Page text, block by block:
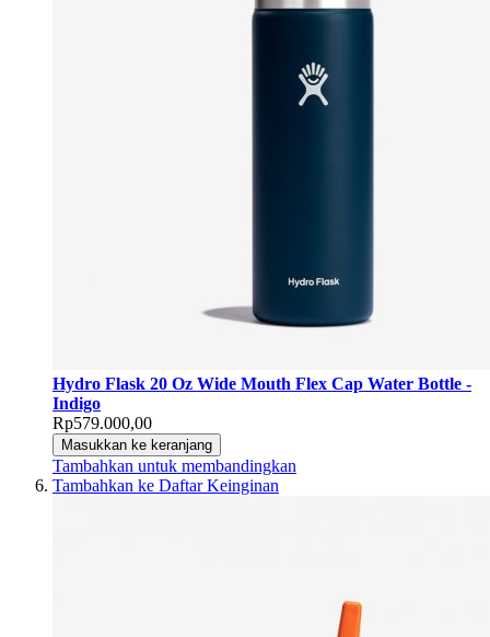
Hydro Flask 20 Oz Wide Mouth Flex Cap Water Bottle -
Indigo
Rp579.000,00
Masukkan ke keranjang
Tambahkan untuk membandingkan
Tambahkan ke Daftar Keinginan